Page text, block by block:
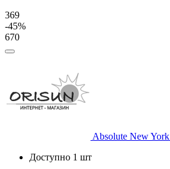
369
-45%
670
Absolute New York
Доступно 1 шт